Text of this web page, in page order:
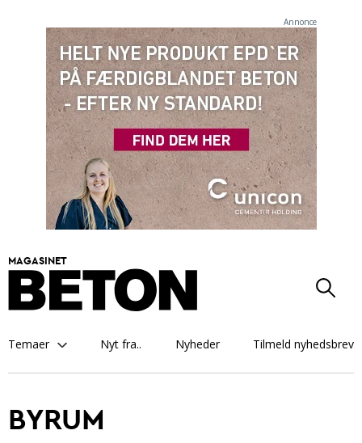
Annonce
MAGASINET
Temaer Nyt fra.. Nyheder Tilmeld nyhedsbrev
Betonarkitektur
BYRUM